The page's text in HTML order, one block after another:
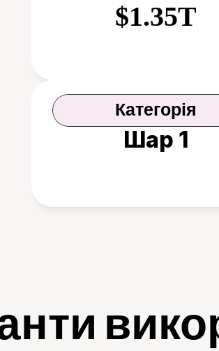
$1.35T
Категорія
Шар 1